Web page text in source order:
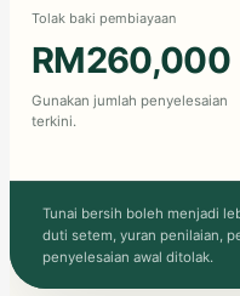
Tolak baki pembiayaan
RM260,000
Gunakan jumlah penyelesaian
terkini.
Tunai bersih boleh menjadi
duti setem, yuran penilaian,
penyelesaian awal ditolak.